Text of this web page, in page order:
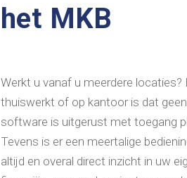
het MKB
Werkt u vanaf u meerdere locaties?
thuiswerkt of op kantoor is dat
software is uitgerust met toegang
Tevens is er een meertalige
altijd en overal direct inzicht in uw